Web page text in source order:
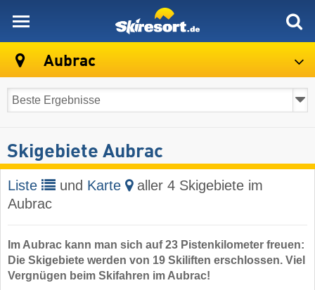
Aubrac
Skigebiete Aubrac
Liste und Karte
aller 4 Skigebiete im
Aubrac
Im Aubrac kann man sich auf 23 Pistenkilometer freuen:
Die Skigebiete werden von 19 Skiliften erschlossen. Viel
Vergnügen beim Skifahren im Aubrac!